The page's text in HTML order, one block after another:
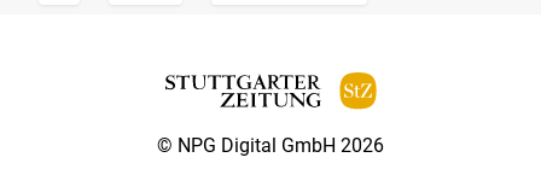
© NPG Digital GmbH 2026